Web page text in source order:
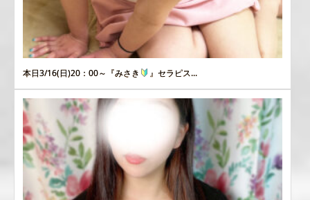
本日3/16(日)20：00～『みさき 』セラピス...